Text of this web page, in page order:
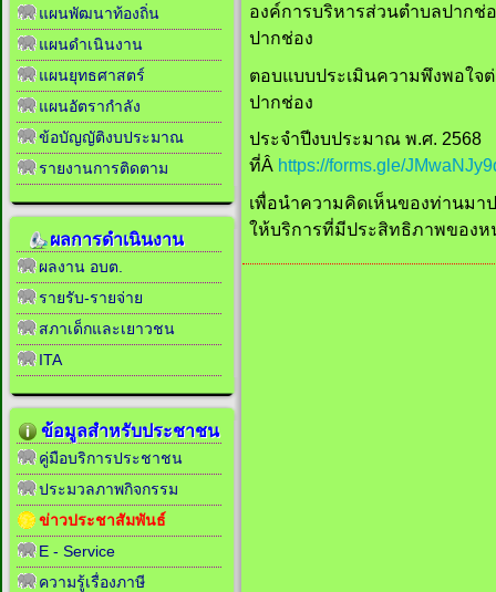
องค์การบริหารส่วนตำบลปากช่
ปากช่อง
ตอบแบบประเมินความพึงพอใจ
ปากช่อง
ประจำปีงบประมาณ พ.ศ. 2568
ที่Â https://forms.gle/
เพื่อนำความคิดเห็นของท่านมา
ให้บริการที่มีประสิทธิภาพของห
แผนพัฒนาท้องถิ่น
แผนดำเนินงาน
แผนยุทธศาสตร์
แผนอัตรากำลัง
ข้อบัญญัติงบประมาณ
รายงานการติดตาม
ผลการดำเนินงาน
ผลงาน อบต.
รายรับ-รายจ่าย
สภาเด็กและเยาวชน
ITA
ข้อมูลสำหรับประชาชน
คู่มือบริการประชาชน
ประมวลภาพกิจกรรม
ข่าวประชาสัมพันธ์
E - Service
ความรู้เรื่องภาษี